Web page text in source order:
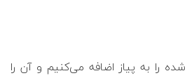
را به پیاز اضافه می‌کنیم و آن را